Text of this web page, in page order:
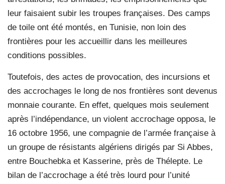
leur faisaient subir les troupes françaises. Des camps
de toile ont été montés, en Tunisie, non loin des
frontières pour les accueillir dans les meilleures
conditions possibles.
Toutefois, des actes de provocation, des incursions et
des accrochages le long de nos frontières sont devenus
monnaie courante. En effet, quelques mois seulement
après l’indépendance, un violent accrochage opposa, le
16 octobre 1956, une compagnie de l’armée française à
un groupe de résistants algériens dirigés par Si Abbes,
entre Bouchebka et Kasserine, près de Thélepte. Le
bilan de l’accrochage a été très lourd pour l’unité